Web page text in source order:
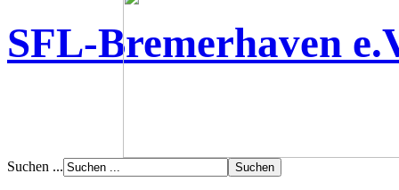
SFL-Bremerhaven
Suchen ...